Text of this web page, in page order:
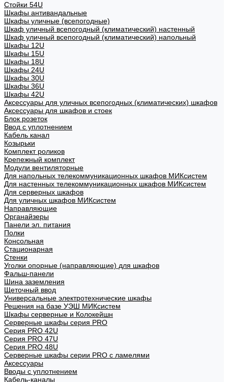
Стойки 54U
Шкафы антивандальные
Шкафы уличные (всепогодные)
Шкаф уличный всепогодный (климатический) настенный
Шкаф уличный всепогодный (климатический) напольный
Шкафы 12U
Шкафы 15U
Шкафы 18U
Шкафы 24U
Шкафы 30U
Шкафы 36U
Шкафы 42U
Аксессуары для уличных всепогодных (климатических) шкафов
Аксессуары для шкафов и стоек
Блок розеток
Ввод с уплотнением
Кабель канал
Козырьки
Комплект роликов
Крепежный комплект
Модули вентиляторные
Для напольных телекоммуникационных шкафов МИКсистем
Для настенных телекоммуникационных шкафов МИКсистем
Для серверных шкафов
Для уличных шкафов МИКсистем
Направляющие
Органайзеры
Панели эл. питания
Полки
Консольная
Стационарная
Стенки
Уголки опорные (направляющие) для шкафов
Фальш-панели
Шина заземления
Щеточный ввод
Универсальные электротехнические шкафы
Решения на базе УЭШ МИКсистем
Шкафы серверные и Колокейшн
Серверные шкафы серия PRO
Серия PRO 42U
Серия PRO 47U
Серия PRO 48U
Серверные шкафы серии PRO с ламелями
Аксессуары
Вводы с уплотнением
Кабель-каналы